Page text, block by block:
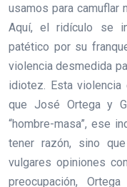
usamos para camuflar
Aquí, el ridículo se
patético por su
violencia desmedida
idiotez. Esta
que José Ortega y
“hombre-masa”, ese
tener razón, sino
vulgares opiniones
preocupación,